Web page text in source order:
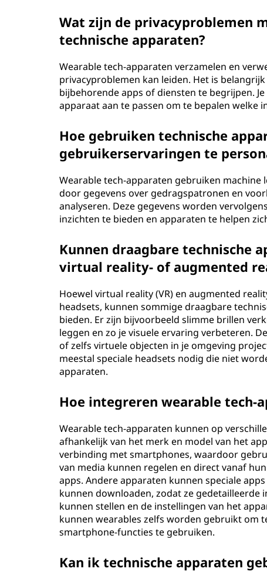
Wat zijn de privacyproblemen
technische apparaten?
Wearable tech-apparaten verzamelen en
privacyproblemen kan leiden. Het is
bijbehorende apps of diensten te begrijpen.
apparaat aan te passen om te bepalen
Hoe gebruiken technische
gebruikerservaringen te
Wearable tech-apparaten gebruiken
door gegevens over gedragspatronen en
analyseren. Deze gegevens worden
inzichten te bieden en apparaten te helpen
Kunnen draagbare technische
virtual reality- of augmented
Hoewel virtual reality (VR) en augmented
headsets, kunnen sommige draagbare
bieden. Er zijn bijvoorbeeld slimme brillen
leggen en zo je visuele ervaring verbeteren.
of zelfs virtuele objecten in je omgeving
meestal speciale headsets nodig die niet
apparaten.
Hoe integreren wearable tech-
Wearable tech-apparaten kunnen op
afhankelijk van het merk en model van het
verbinding met smartphones, waardoor
van media kunnen regelen en direct vanaf
apps. Andere apparaten kunnen speciale
kunnen downloaden, zodat ze
kunnen stellen en de instellingen van het
kunnen wearables zelfs worden gebruikt om
smartphone-functies te gebruiken.
Kan ik technische apparaten